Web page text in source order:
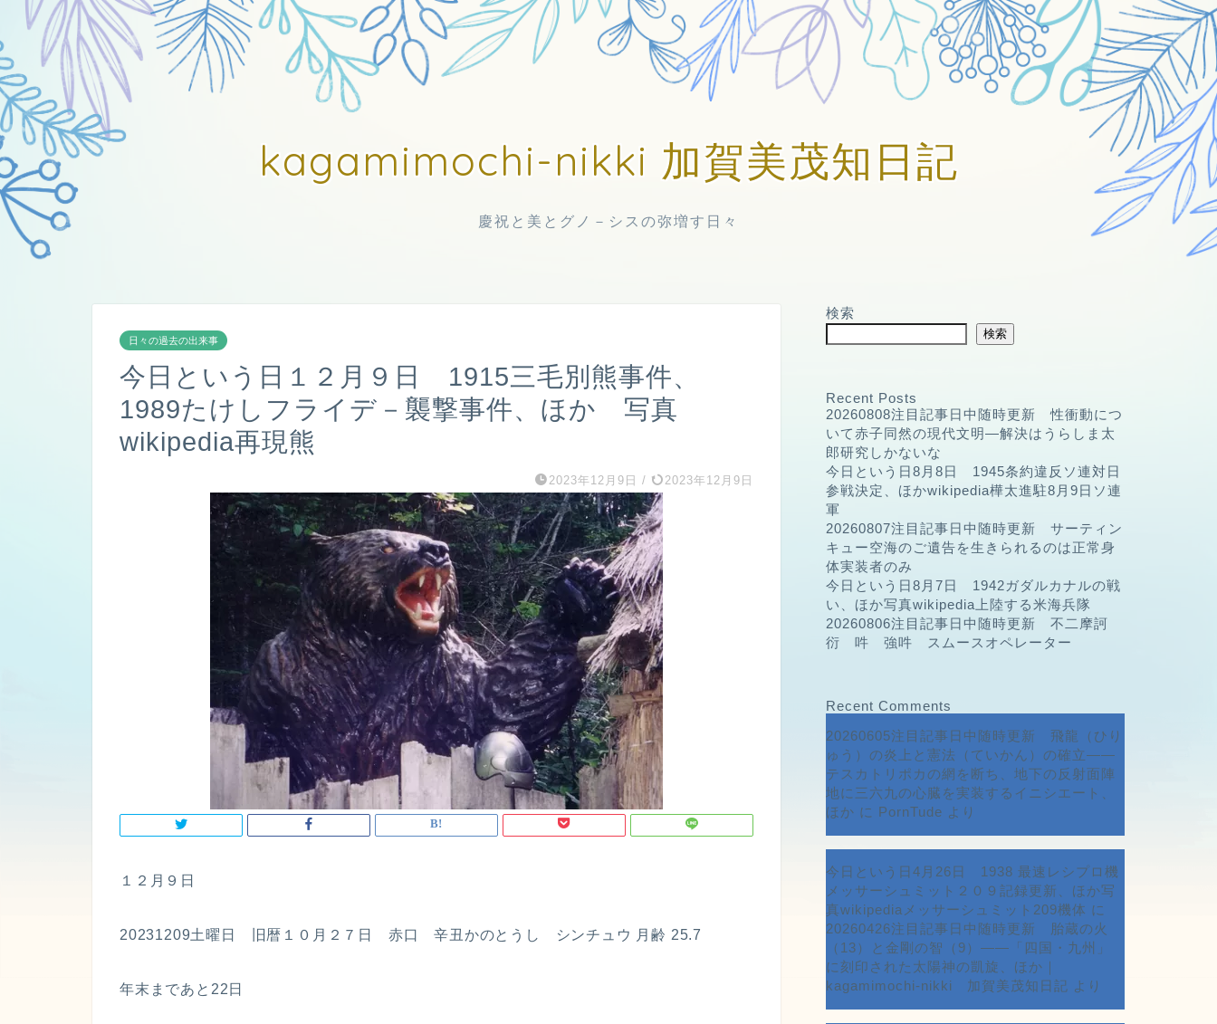
kagamimochi-nikki 加賀美茂知日記
慶祝と美とグノ－シスの弥増す日々
日々の過去の出来事
今日という日１２月９日 1915三毛別熊事件、
1989たけしフライデ－襲撃事件、ほか 写真
wikipedia再現熊
2023年12月9日 / 2023年12月9日
１２月９日
20231209土曜日 旧暦１０月２７日 赤口 辛丑かのとうし シンチュウ 月齢 25.7
年末まであと22日
検索
検索
Recent Posts
20260808注目記事日中随時更新 性衝動につ
いて赤子同然の現代文明—解決はうらしま太
郎研究しかないな
今日という日8月8日 1945条約違反ソ連対日
参戦決定、ほかwikipedia樺太進駐8月9日ソ連
軍
20260807注目記事日中随時更新 サーティン
キュー空海のご遺告を生きられるのは正常身
体実装者のみ
今日という日8月7日 1942ガダルカナルの戦
い、ほか写真wikipedia上陸する米海兵隊
20260806注目記事日中随時更新 不二摩訶
衍 吽 強吽 スムースオペレーター
Recent Comments
20260605注目記事日中随時更新 飛龍（ひり
ゅう）の炎上と憲法（ていかん）の確立――
テスカトリポカの網を断ち、地下の反射面陣
地に三六九の心臓を実装するイニシエート、
ほか に PornTude より
今日という日4月26日 1938 最速レシプロ機
メッサーシュミット２０９記録更新、ほか写
真wikipediaメッサーシュミット209機体 に
20260426注目記事日中随時更新 胎蔵の火
（13）と金剛の智（9）――「四国・九州」
に刻印された太陽神の凱旋、ほか｜
kagamimochi-nikki 加賀美茂知日記 より